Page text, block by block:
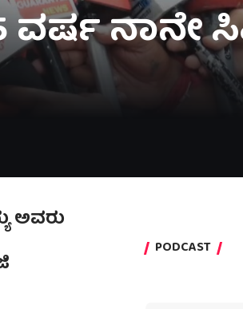
ನಾನೇ
ಅವರು
PODCAST